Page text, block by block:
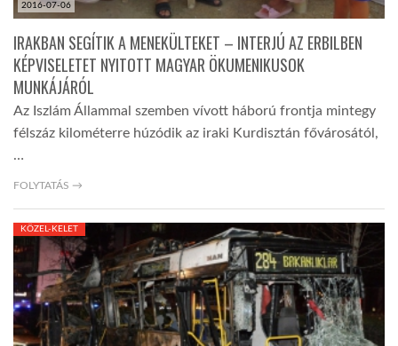
2016-07-06
IRAKBAN SEGÍTIK A MENEKÜLTEKET – INTERJÚ AZ ERBILBEN
KÉPVISELETET NYITOTT MAGYAR ÖKUMENIKUSOK
MUNKÁJÁRÓL
Az Iszlám Állammal szemben vívott háború frontja mintegy
félszáz kilométerre húzódik az iraki Kurdisztán fővárosától,
…
FOLYTATÁS →
KÖZEL-KELET